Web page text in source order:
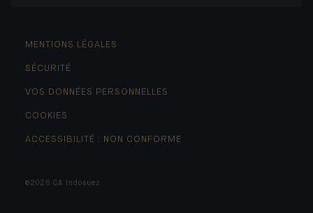
MENTIONS LÉGALES
SÉCURITÉ
VOS DONNÉES PERSONNELLES
COOKIES
ACCESSIBILITÉ : NON CONFORME
©2026 CA Indosuez